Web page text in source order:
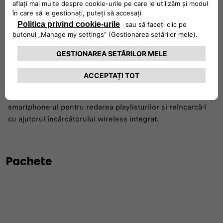
Divertisment și conectivitate
Urcă la bord și pornește la drum în ritmul tău. Sistemul de
navigație de 10,25’’ cu radio încorporat și 6 difuzoare îți
smartphone-ul pentru redarea playlisturilor și reîncarcă-l
cu ajutorul încărcătorului wireless integrat.
Pachete